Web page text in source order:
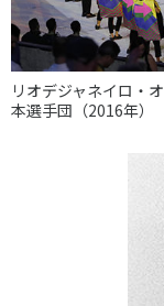
リオデジャネイロ・
本選手団（2016年）